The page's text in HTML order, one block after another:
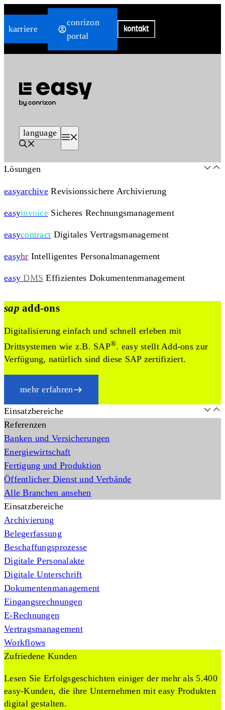
Inhalt
karriere
conrizon
portal
language
Lösungen
easyarchive Revisionssichere Archivierung
easyinvoice Sicheres Rechnungsmanagement
easycontract Digitales Vertragsmanagement
easyhr Intelligentes Personalmanagement
easy DMS Effizientes Dokumentenmanagement
sap add-ons
Digitalisierung einfach und schnell erleben mit
Drittsystemen wie z.B. SAP®. easy stellt Add-ons zur
Verfügung, natürlich sind diese SAP zertifiziert.
mehr erfahren
Einsatzbereiche
Referenzen
Banken und Versicherungen
Energiewirtschaft
Fertigung und Produktion
Öffentlicher Dienst und Verbände
Alle Branchen ansehen
Einsatzbereiche
Archivierung
Belegerfassung
Beschaffungsprozesse
Digitale Personalakte
Digitale Unterschrift
Dokumentenmanagement
Eingangsrechnungen
E-Rechnungen
Vertragsmanagement
Workflows
Zufriedene Kunden
Lesen Sie Erfolgsgeschichten einiger der mehr als 5.400
easy-Kunden, die ihre Unternehmen mit easy Produkten
digital gestalten.